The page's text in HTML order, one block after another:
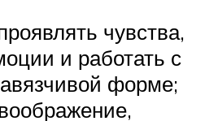
чувства,
и работать с
форме;